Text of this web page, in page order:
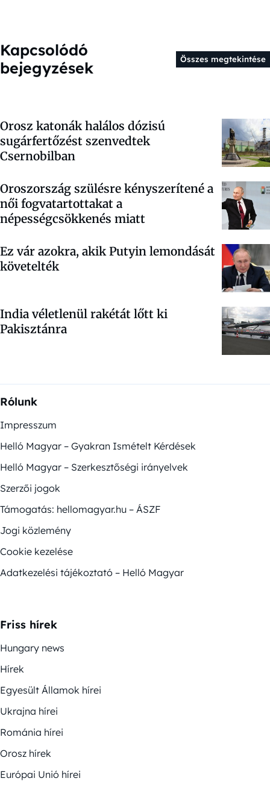
Kapcsolódó
bejegyzések
Összes megtekintése
Orosz katonák halálos dózisú
sugárfertőzést szenvedtek
Csernobilban
Oroszország szülésre kényszerítené a
női fogvatartottakat a
népességcsökkenés miatt
Ez vár azokra, akik Putyin lemondását
követelték
India véletlenül rakétát lőtt ki
Pakisztánra
Rólunk
Impresszum
Helló Magyar – Gyakran Ismételt Kérdések
Helló Magyar – Szerkesztőségi irányelvek
Szerzői jogok
Támogatás: hellomagyar.hu – ÁSZF
Jogi közlemény
Cookie kezelése
Adatkezelési tájékoztató – Helló Magyar
Friss hírek
Hungary news
Hírek
Egyesült Államok hírei
Ukrajna hírei
Románia hírei
Orosz hírek
Európai Unió hírei